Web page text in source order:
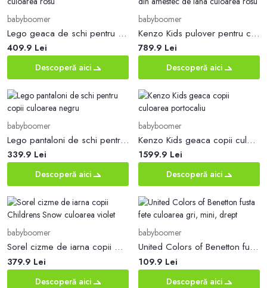
babyboomer
Lego geaca de schi pentru copii culoarea rosu
409.9 Lei
Descoperă aici
babyboomer
Kenzo Kids pulover pentru copii din amestec de lana culoarea rosu
789.9 Lei
Descoperă aici
babyboomer
Lego pantaloni de schi pentru copii culoarea negru
339.9 Lei
Descoperă aici
babyboomer
Kenzo Kids geaca copii culoarea portocaliu
1599.9 Lei
Descoperă aici
babyboomer
Sorel cizme de iarna copii Childrens Snow culoarea violet
379.9 Lei
Descoperă aici
babyboomer
United Colors of Benetton fusta fete culoarea gri, mini, drept
109.9 Lei
Descoperă aici